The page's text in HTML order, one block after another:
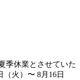
季休業とさせていた
火）〜 8月16日